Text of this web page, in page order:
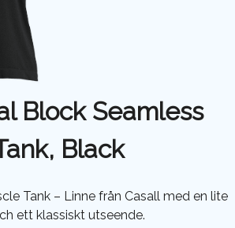
Block Seamless
Black
Tank – Linne från Casall med en lite
ett klassiskt utseende.